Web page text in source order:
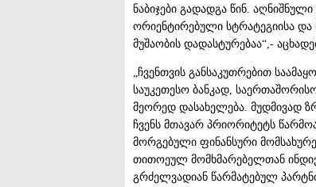
ნაბიჯები გადადგა წინ.
ორიენტირებული სტრატეგიისა და
მუშაობის დადასტურებაა“,-
„ჩვენთვის განსაკუთრებით
საუკეთესო ბანკად, საერთაშორისო
მეორედ დასახელება. მუდმივად
ჩვენს მთავარ პრიორიტეტს
მორგებული ფინანსური
თითოეულ მომხმარებელთან
გრძელვადიან წარმატებულ